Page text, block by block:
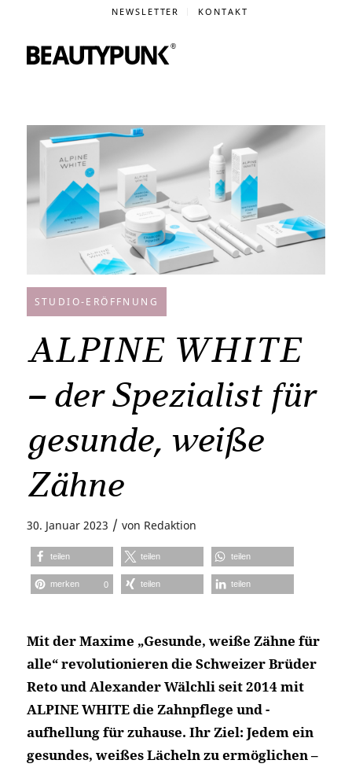
NEWSLETTER KONTAKT
STUDIO-ERÖFFNUNG
ALPINE WHITE
– der Spezialist für
gesunde, weiße
Zähne
30. Januar 2023 / von Redaktion
teilen teilen teilen
merken 0 teilen teilen
Mit der Maxime „Gesunde, weiße Zähne für
alle“ revolutionieren die Schweizer Brüder
Reto und Alexander Wälchli seit 2014 mit
ALPINE WHITE die Zahnpflege und -
aufhellung für zuhause. Ihr Ziel: Jedem ein
gesundes, weißes Lächeln zu ermöglichen –